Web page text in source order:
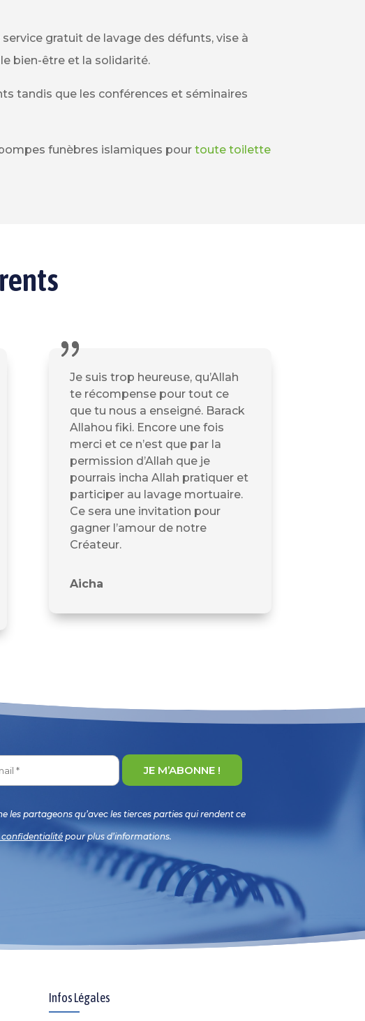
service gratuit de lavage des défunts, vise à
bien-être et la solidarité.
tandis que les conférences et séminaires
funèbres islamiques pourtoute toilette
Je suis trop heureuse, qu’Allah
te récompense pour tout ce
que tu nous a enseigné. Barack
Allahou fiki. Encore une fois
merci et ce n’est que par la
permission d’Allah que je
pourrais incha Allah pratiquer et
participer au lavage mortuaire.
Ce sera une invitation pour
gagner l’amour de notre
Créateur.
Aicha
les partageons qu’avec les tierces parties qui rendent ce
pour plus d’informations.
Infos Légales